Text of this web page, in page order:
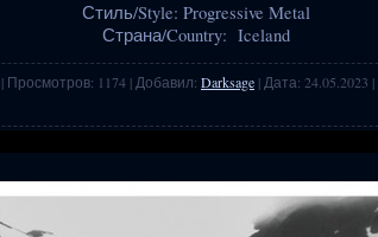
Стиль/Style: Progressive Metal
Страна/Country: Iceland
| Просмотров: 1174 | Добавил: Darksage | Дата: 24.05.2023 |